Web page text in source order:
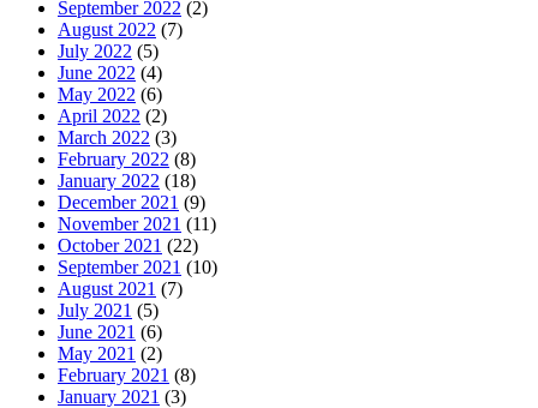
September 2022 (2)
August 2022 (7)
July 2022 (5)
June 2022 (4)
May 2022 (6)
April 2022 (2)
March 2022 (3)
February 2022 (8)
January 2022 (18)
December 2021 (9)
November 2021 (11)
October 2021 (22)
September 2021 (10)
August 2021 (7)
July 2021 (5)
June 2021 (6)
May 2021 (2)
February 2021 (8)
January 2021 (3)